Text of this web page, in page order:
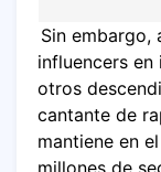
Sin embargo,
influencers
otros
cantante de
mantiene en
millones de